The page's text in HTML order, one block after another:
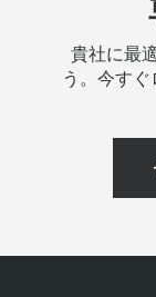
貴社に最
う。今す